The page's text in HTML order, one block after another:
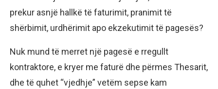
prekur asnjë hallkë të faturimit, pranimit të
shërbimit, urdhërimit apo ekzekutimit të pagesës?
Nuk mund të merret një pagesë e rregullt
kontraktore, e kryer me faturë dhe përmes Thesarit,
dhe të quhet “vjedhje” vetëm sepse kam